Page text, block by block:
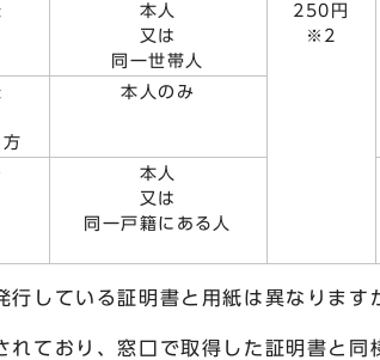
本人
又は
同一世帯人
250円
※2
本人のみ
本人
又は
同一戸籍にある人
行している証明書と用紙は異なります
ており、窓口で取得した証明書と同